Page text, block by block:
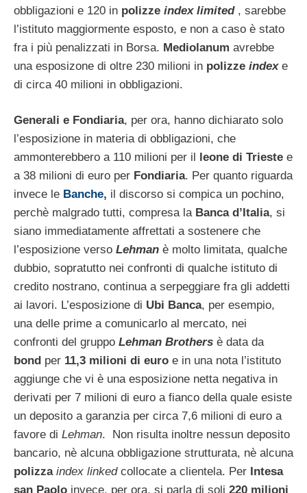
obbligazioni e 120 in polizze index limited, sarebbe
l’istituto maggiormente esposto, e non a caso è stato
fra i più penalizzati in Borsa. Mediolanum avrebbe
una esposizone di oltre 230 milioni in polizze indexe
di circa 40 milioni in obbligazioni.
Generali e Fondiaria, per ora, hanno dichiarato solo
l’esposizione in materia di obbligazioni, che
ammonterebbero a 110 milioni per il
leone di Trieste e
a 38 milioni di euro per Fondiaria. Per quanto riguarda
invece le Banche, il discorso si compica un pochino,
perchè malgrado tutti, compresa la Banca d’Italia, si
siano immediatamente affrettati a sostenere che
l’esposizione verso Lehman è molto limitata, qualche
dubbio, sopratutto nei confronti di qualche istituto di
credito nostrano, continua a serpeggiare fra gli addetti
ai lavori. L’esposizione di Ubi Banca, per esempio,
una delle prime a comunicarlo al mercato, nei
confronti del gruppo Lehman Brothers è data da
bond per 11,3 milioni di euro e in una nota l’istituto
aggiunge che vi è una esposizione netta negativa in
derivati per 7 milioni di euro a fianco della quale esiste
un deposito a garanzia per circa 7,6 milioni di euro a
favore di Lehman. Non risulta inoltre nessun deposito
bancario, nè alcuna obbligazione strutturata, nè alcuna
polizza index linkedcollocate a clientela. Per Intesa
san Paolo invece, per ora, si parla di soli 220 milioni